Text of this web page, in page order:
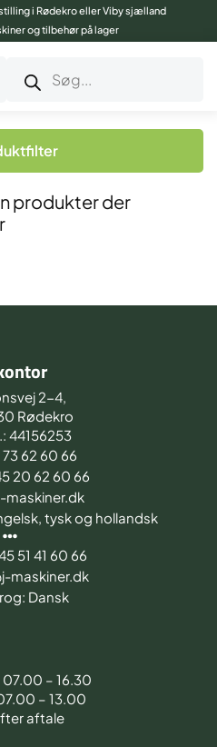
i Rødekro eller Viby sjælland
og tilbehør på lager
produkter der
2-4,
Rødekro
44156253
62 60 66
20 62 60 66
maskiner.dk
tysk og hollandsk
51 41 60 66
maskiner.dk
Dansk
– 16.30
– 13.00
aftale